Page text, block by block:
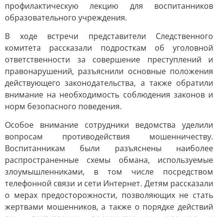
профилактическую лекцию для воспитанников
образовательного учреждения.
В ходе встречи представители Следственного
комитета рассказали подросткам об уголовной
ответственности за совершение преступлений и
правонарушений, разъяснили основные положения
действующего законодательства, а также обратили
внимание на необходимость соблюдения законов и
норм безопасного поведения.
Особое внимание сотрудники ведомства уделили
вопросам противодействия мошенничеству.
Воспитанникам были разъяснены наиболее
распространенные схемы обмана, используемые
злоумышленниками, в том числе посредством
телефонной связи и сети Интернет. Детям рассказали
о мерах предосторожности, позволяющих не стать
жертвами мошенников, а также о порядке действий